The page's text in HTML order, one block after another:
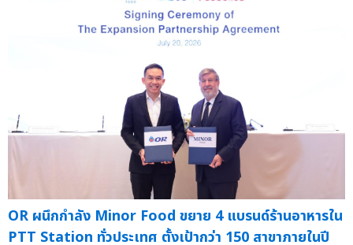
OR ผนึกกำลัง Minor Food ขยาย 4 แบรนด์ร้านอาหารใน
PTT Station ทั่วประเทศ ตั้งเป้ากว่า 150 สาขาภายในปี